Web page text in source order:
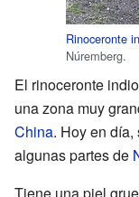
Rinoceronte
Núremberg.
El rinoceronte
una zona muy
China. Hoy en
algunas partes de
Tiene una piel